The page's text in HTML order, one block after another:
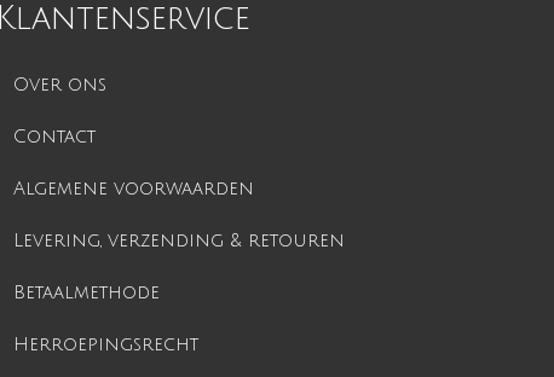
Klantenservice
Over ons
Contact
Algemene voorwaarden
Levering, verzending & retouren
Betaalmethode
Herroepingsrecht